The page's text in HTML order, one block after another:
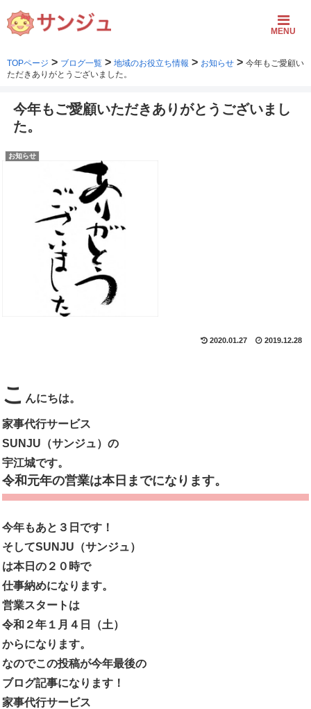
MENU
TOPページ > ブログ一覧 > 地域のお役立ち情報 > お知らせ > 今年もご愛顧い
ただきありがとうございました。
今年もご愛顧いただきありがとうございまし
た。
お知らせ
2020.01.27 2019.12.28
こ んにちは。
家事代行サービス
SUNJU（サンジュ）の
宇江城です。
令和元年の営業は本日までになります。
今年もあと３日です！
そしてSUNJU（サンジュ）
は本日の２０時で
仕事納めになります。
営業スタートは
令和２年１月４日（土）
からになります。
なのでこの投稿が今年最後の
ブログ記事になります！
家事代行サービス